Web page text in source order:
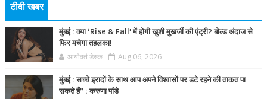
टीवी खबर
मुंबई : क्या ‘Rise & Fall’ में होगी खुशी मुखर्जी की एंट्री? बोल्ड अंदाज से
फिर मचेगा तहलका!
आर्यावर्त डेस्क Aug 06, 2026
मुंबई : सच्चे इरादों के साथ आप अपने विश्वासों पर डटे रहने की ताकत पा
सकते हैं” : करुणा पांडे